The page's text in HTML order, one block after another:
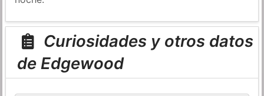
Curiosidades y otros datos
de Edgewood